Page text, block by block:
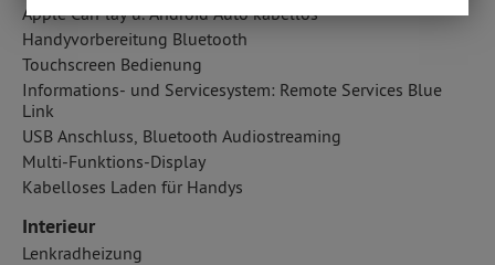
Apple CarPlay u. Android Auto kabellos
Handyvorbereitung Bluetooth
Touchscreen Bedienung
Informations- und Servicesystem: Remote Services Blue
Link
USB Anschluss, Bluetooth Audiostreaming
Multi-Funktions-Display
Kabelloses Laden für Handys
Interieur
Lenkradheizung